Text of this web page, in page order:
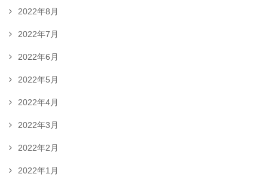
2022年8月
2022年7月
2022年6月
2022年5月
2022年4月
2022年3月
2022年2月
2022年1月